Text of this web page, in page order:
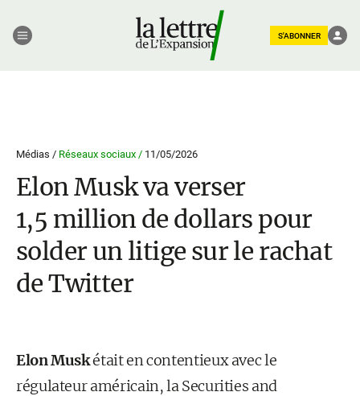
S'ABONNER
Médias / Réseaux sociaux / 11/05/2026
Elon Musk va verser
1,5 million de dollars pour
solder un litige sur le rachat
de Twitter
Elon Muskétait en contentieux avec le
régulateur américain, la Securities and